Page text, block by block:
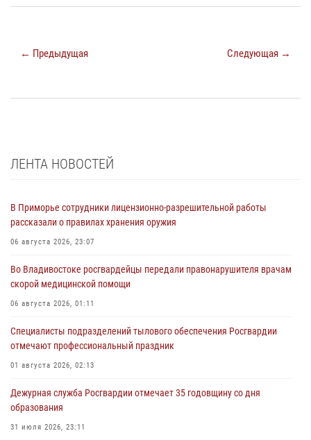
← Предыдущая Следующая →
ЛЕНТА НОВОСТЕЙ
В Приморье сотрудники лицензионно-разрешительной работы
рассказали о правилах хранения оружия
06 августа 2026, 23:07
Во Владивостоке росгвардейцы передали правонарушителя врачам
скорой медицинской помощи
06 августа 2026, 01:11
Специалисты подразделений тылового обеспечения Росгвардии
отмечают профессиональный праздник
01 августа 2026, 02:13
Дежурная служба Росгвардии отмечает 35 годовщину со дня
образования
31 июля 2026, 23:11